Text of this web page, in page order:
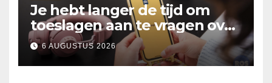
Je hebt langer de tijd om
toeslagen aan te vragen over
2025
6 AUGUSTUS 2026